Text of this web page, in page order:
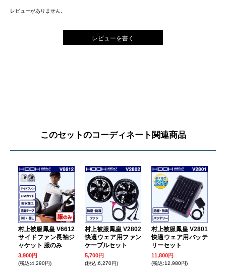
レビューがありません。
レビューを書く
このセットのコーディネート関連商品
村上被服鳳皇 V6612
サイドファン長袖ジ
ャケット 服のみ
3,900円
(税込:4,290円)
村上被服鳳皇 V2802
快適ウェア用ファン
ケーブルセット
5,700円
(税込:6,270円)
村上被服鳳皇 V2801
快適ウェア用バッテ
リーセット
11,800円
(税込:12,980円)